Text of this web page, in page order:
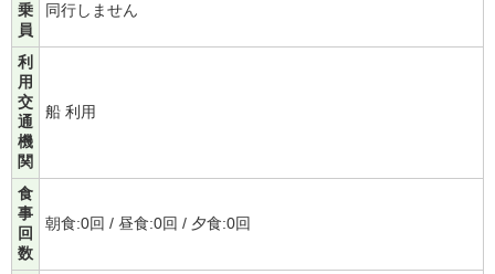
乗
員
同行しません
利
用
交
通
機
関
船 利用
食
事
回
数
朝食:0回 / 昼食:0回 / 夕食:0回